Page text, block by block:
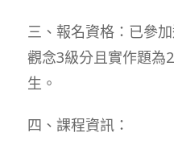
三、報名資格：已參
觀念3級分且實作題為
生。
四、課程資訊：